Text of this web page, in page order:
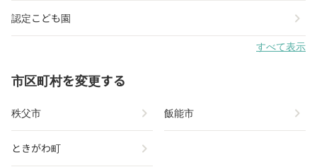
認定こども園 chevron_right
すべて表示
市区町村を変更する
秩父市 chevron_right 飯能市 chevron_right
ときがわ町 chevron_right